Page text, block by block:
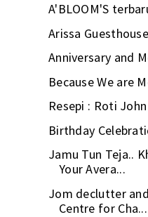
A'BLOOM'S
Arissa
Anniversary and
Because We are
Resepi : Roti
Birthday
Jamu Tun Teja..
Your Avera...
Jom declutter
Centre for Cha...